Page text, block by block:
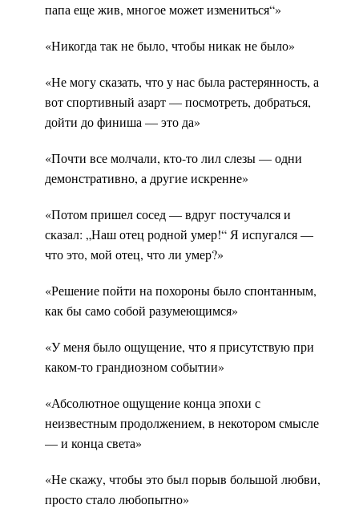
папа еще жив, многое может измениться“»
«Никогда так не было, чтобы никак не было»
«Не могу сказать, что у нас была растерянность, а
вот спортивный азарт — посмотреть, добраться,
дойти до финиша — это да»
«Почти все молчали, кто-то лил слезы — одни
демонстративно, а другие искренне»
«Потом пришел сосед — вдруг постучался и
сказал: „Наш отец родной умер!“ Я испугался —
что это, мой отец, что ли умер?»
«Решение пойти на похороны было спонтанным,
как бы само собой разумеющимся»
«У меня было ощущение, что я присутствую при
каком-то грандиозном событии»
«Абсолютное ощущение конца эпохи с
неизвестным продолжением, в некотором смысле
— и конца света»
«Не скажу, чтобы это был порыв большой любви,
просто стало любопытно»